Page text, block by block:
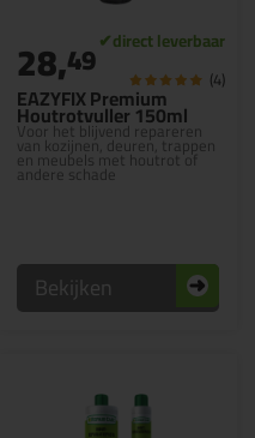
EAZYFIX Premium
Houtrotvuller 150ml
Voor het blijvend repareren
van kozijnen, deuren, trappen
en meubels met houtrot of
andere schade
28,49 (4)
Bekijken